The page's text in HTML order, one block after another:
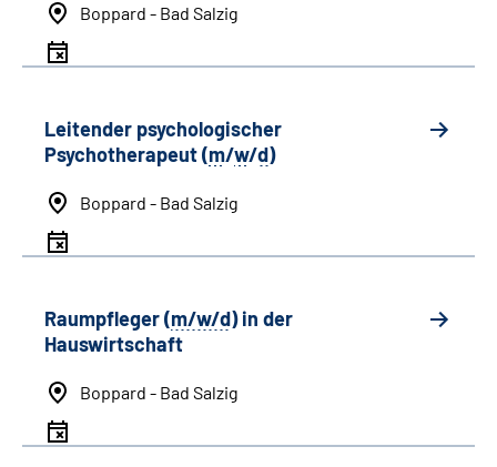
Boppard - Bad Salzig
Leitender psychologischer
Psychotherapeut (m/w/d)
Boppard - Bad Salzig
Raumpfleger (m/w/d) in der
Hauswirtschaft
Boppard - Bad Salzig